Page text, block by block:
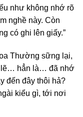
như không nhớ rõ
nghề này. Còn
có ghi lên giấy.”
Thường sững lại,
lẽ… hẳn là… đã nhớ
đến đây thôi hả?
kiểu gì, tới nơi